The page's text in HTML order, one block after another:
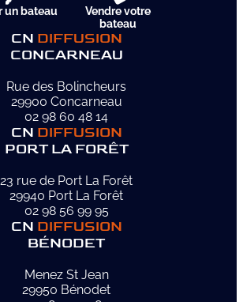
un bateau
Vendre votre
bateau
CN DIFFUSION
CONCARNEAU
Rue des Bolincheurs
29900 Concarneau
02 98 60 48 14
CN DIFFUSION
PORT LA FORÊT
23 rue de Port La Forêt
29940 Port La Forêt
02 98 56 99 95
CN DIFFUSION
BÉNODET
Menez St Jean
29950 Bénodet